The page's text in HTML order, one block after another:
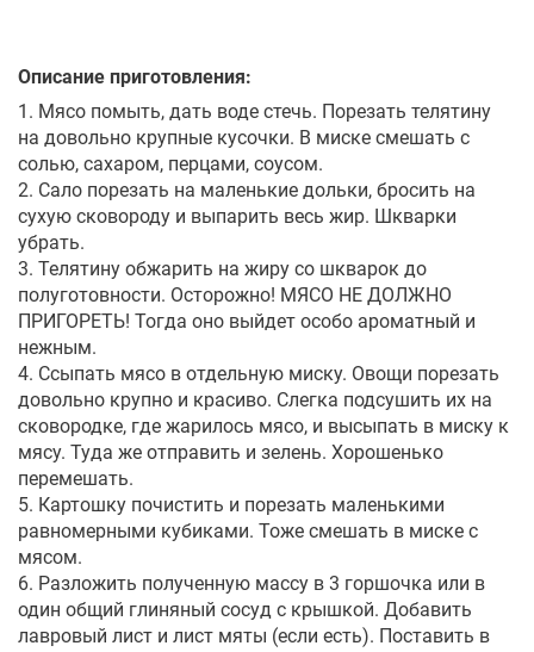
Описание приготовления:
1. Мясо помыть, дать воде стечь. Порезать телятину
на довольно крупные кусочки. В миске смешать с
солью, сахаром, перцами, соусом.
2. Сало порезать на маленькие дольки, бросить на
сухую сковороду и выпарить весь жир. Шкварки
убрать.
3. Телятину обжарить на жиру со шкварок до
полуготовности. Осторожно! МЯСО НЕ ДОЛЖНО
ПРИГОРЕТЬ! Тогда оно выйдет особо ароматный и
нежным.
4. Ссыпать мясо в отдельную миску. Овощи порезать
довольно крупно и красиво. Слегка подсушить их на
сковородке, где жарилось мясо, и высыпать в миску к
мясу. Туда же отправить и зелень. Хорошенько
перемешать.
5. Картошку почистить и порезать маленькими
равномерными кубиками. Тоже смешать в миске с
мясом.
6. Разложить полученную массу в 3 горшочка или в
один общий глиняный сосуд с крышкой. Добавить
лавровый лист и лист мяты (если есть). Поставить в